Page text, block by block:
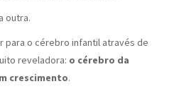
outra.
para o cérebro infantil através de
reveladora: o cérebro da
crescimento.